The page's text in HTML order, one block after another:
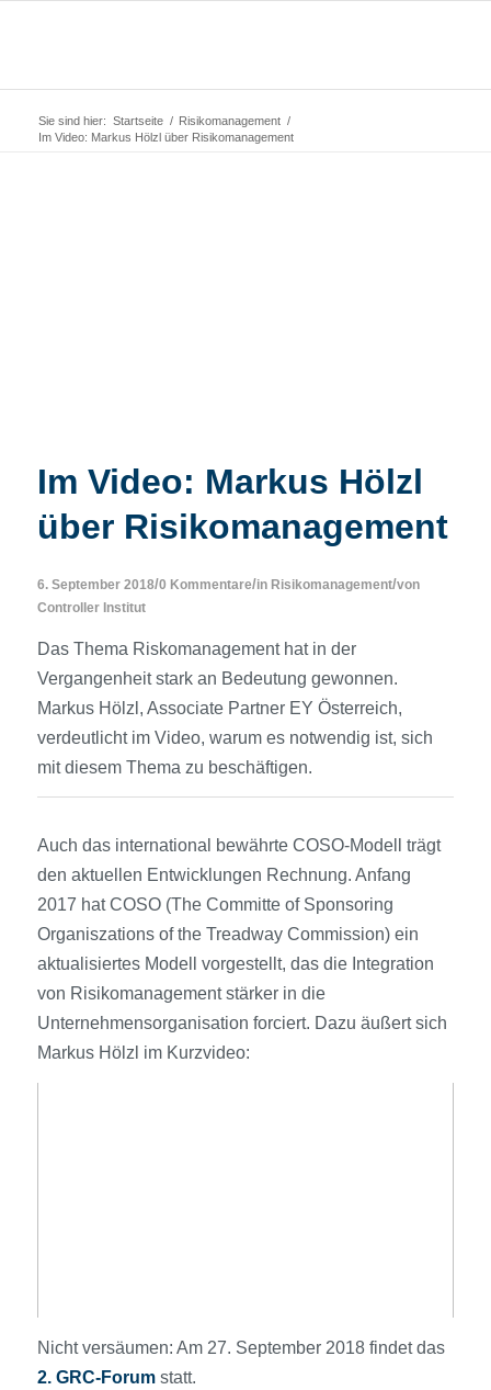
Sie sind hier: Startseite / Risikomanagement /
Im Video: Markus Hölzl über Risikomanagement
Im Video: Markus Hölzl
über Risikomanagement
6. September 2018/0 Kommentare/in Risikomanagement/von
Controller Institut
Das Thema Riskomanagement hat in der
Vergangenheit stark an Bedeutung gewonnen.
Markus Hölzl, Associate Partner EY Österreich,
verdeutlicht im Video, warum es notwendig ist, sich
mit diesem Thema zu beschäftigen.
Auch das international bewährte COSO-Modell trägt
den aktuellen Entwicklungen Rechnung. Anfang
2017 hat COSO (The Committe of Sponsoring
Organiszations of the Treadway Commission) ein
aktualisiertes Modell vorgestellt, das die Integration
von Risikomanagement stärker in die
Unternehmensorganisation forciert. Dazu äußert sich
Markus Hölzl im Kurzvideo:
Nicht versäumen: Am 27. September 2018 findet das
2. GRC-Forumstatt.